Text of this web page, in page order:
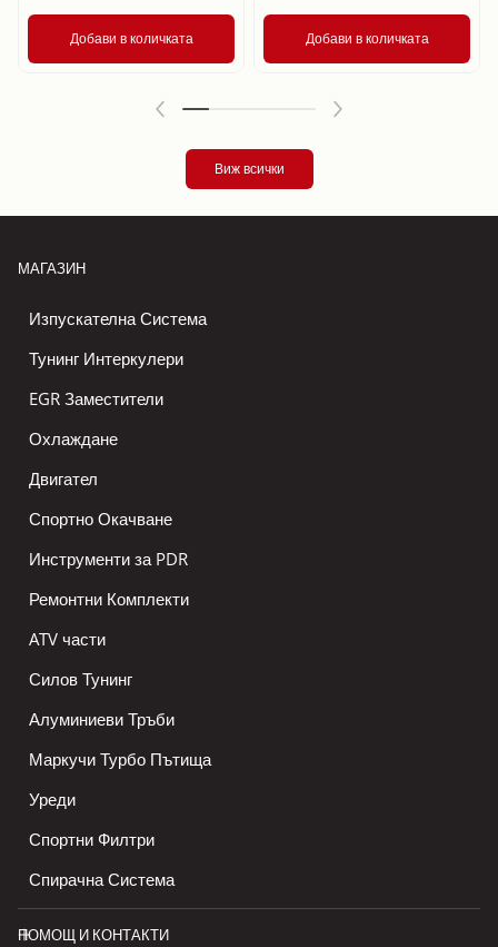
Добави в количката Добави в количката
Виж всички
МАГАЗИН
Изпускателна Система
Тунинг Интеркулери
EGR Заместители
Охлаждане
Двигател
Спортно Окачване
Инструменти за PDR
Ремонтни Комплекти
ATV части
Силов Тунинг
Алуминиеви Тръби
Маркучи Турбо Пътища
Уреди
Спортни Филтри
Спирачна Система
ПОМОЩ И КОНТАКТИ